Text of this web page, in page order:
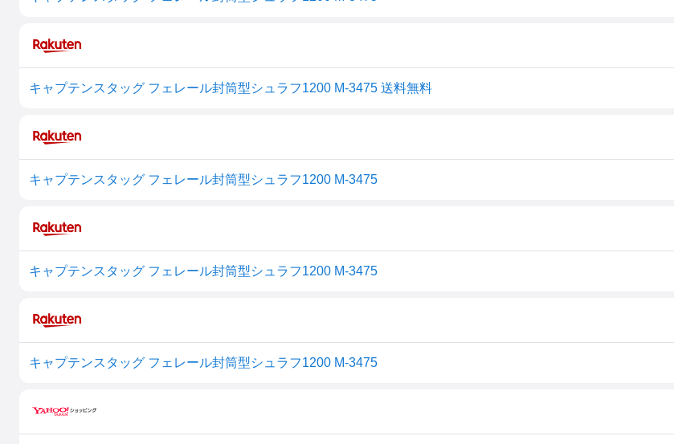
キャプテンスタッグ フェレール封筒型シュラフ1200 M-3475 送料無料
キャプテンスタッグ フェレール封筒型シュラフ1200 M-3475
キャプテンスタッグ フェレール封筒型シュラフ1200 M-3475
キャプテンスタッグ フェレール封筒型シュラフ1200 M-3475